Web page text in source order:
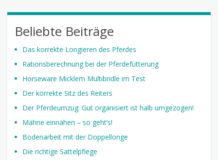
Beliebte Beiträge
Das korrekte Longieren des Pferdes
Rationsberechnung bei der Pferdefütterung
Horseware Micklem Multibridle im Test
Der korrekte Sitz des Reiters
Der Pferdeumzug: Gut organisiert ist halb umgezogen!
Mähne einnähen – so geht’s!
Bodenarbeit mit der Doppellonge
Die richtige Sattelpflege